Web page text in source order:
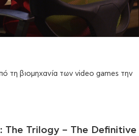
τη βιομηχανία των video games την
The Trilogy – The Definitive